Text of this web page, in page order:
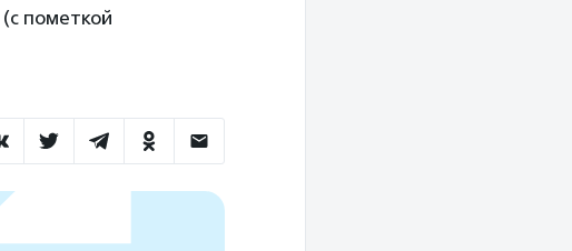
(с пометкой